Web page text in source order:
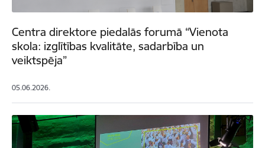
Centra direktore piedalās forumā “Vienota
skola: izglītības kvalitāte, sadarbība un
veiktspēja”
05.06.2026.